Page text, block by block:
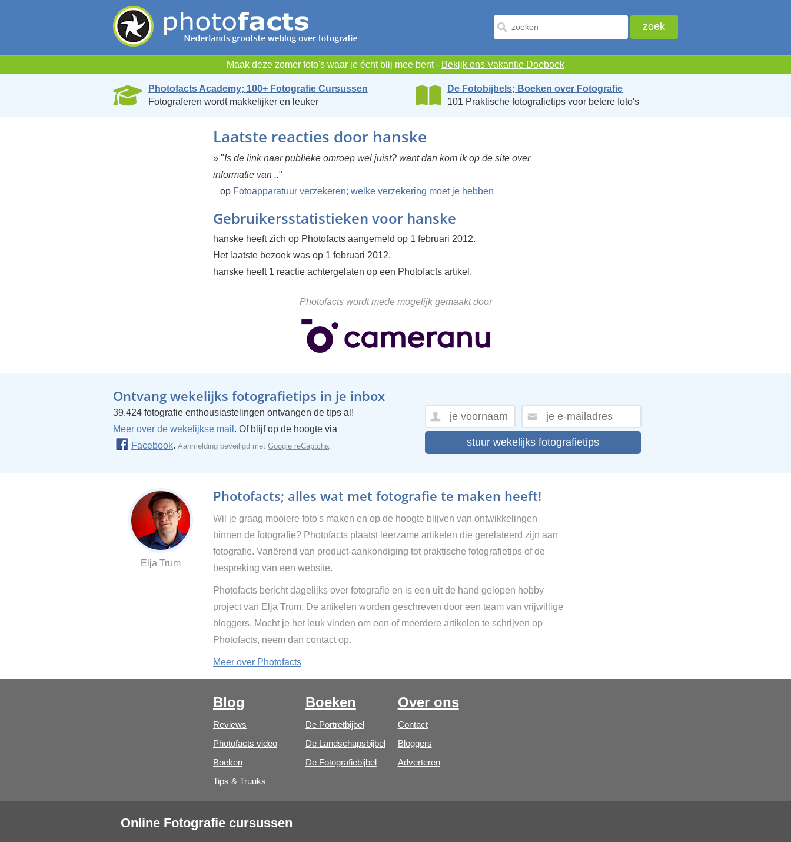
Maak deze zomer foto's waar je écht blij mee bent - Bekijk ons Vakantie Doeboek
Photofacts Academy; 100+ Fotografie Cursussen
Fotograferen wordt makkelijker en leuker
De Fotobijbels; Boeken over Fotografie
101 Praktische fotografietips voor betere foto's
Laatste reacties door hanske
» "Is de link naar publieke omroep wel juist? want dan kom ik op de site over
informatie van .."
op Fotoapparatuur verzekeren; welke verzekering moet je hebben
Gebruikersstatistieken voor hanske
hanske heeft zich op Photofacts aangemeld op 1 februari 2012.
Het laatste bezoek was op 1 februari 2012.
hanske heeft 1 reactie achtergelaten op een Photofacts artikel.
Photofacts wordt mede mogelijk gemaakt door
Ontvang wekelijks fotografietips in je inbox
39.424 fotografie enthousiastelingen ontvangen de tips al!
Meer over de wekelijkse mail . Of blijf op de hoogte via
Facebook. Aanmelding beveiligd met Google reCaptcha. stuur wekelijks fotografietips
Elja Trum
Photofacts; alles wat met fotografie te maken heeft!
Wil je graag mooiere foto's maken en op de hoogte blijven van ontwikkelingen
binnen de fotografie? Photofacts plaatst leerzame artikelen die gerelateerd zijn aan
fotografie. Variërend van product-aankondiging tot praktische fotografietips of de
bespreking van een website.
Photofacts bericht dagelijks over fotografie en is een uit de hand gelopen hobby
project van Elja Trum. De artikelen worden geschreven door een team van vrijwillige
bloggers. Mocht je het leuk vinden om een of meerdere artikelen te schrijven op
Photofacts, neem dan contact op.
Meer over Photofacts
Blog
Reviews
Photofacts video
Boeken
Tips & Truuks
Boeken
De Portretbijbel
De Landschapsbijbel
De Fotografiebijbel
Over ons
Contact
Bloggers
Adverteren
Online Fotografie cursussen